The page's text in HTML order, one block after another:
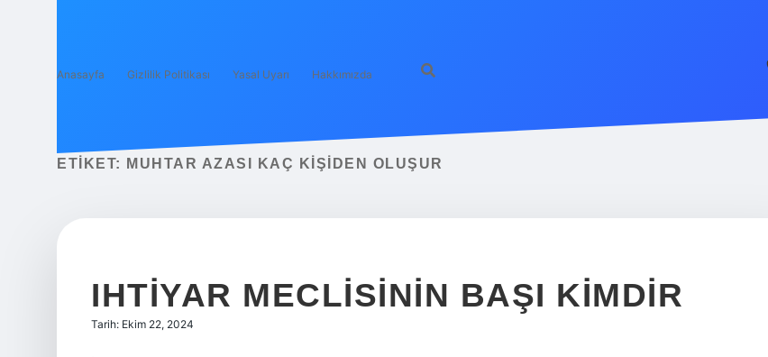
Anasayfa Gizlilik Politikası Yasal Uyarı Hakkımızda
ETIKET: MUHTAR AZASI KAÇ KIŞIDEN OLUŞUR
IHTIYAR MECLISININ BAŞI KIMDIR
Tarih: Ekim 22, 2024